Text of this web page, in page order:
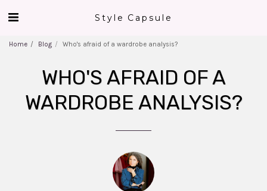
Style Capsule
Home Blog Who's afraid of a wardrobe analysis?
WHO'S AFRAID OF A
WARDROBE ANALYSIS?